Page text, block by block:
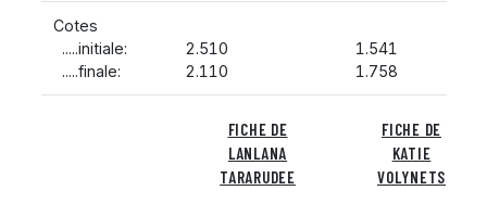
Cotes
.....initiale:
.....finale:
2.510
2.110
1.541
1.758
FICHE DE
LANLANA
TARARUDEE
FICHE DE
KATIE
VOLYNETS